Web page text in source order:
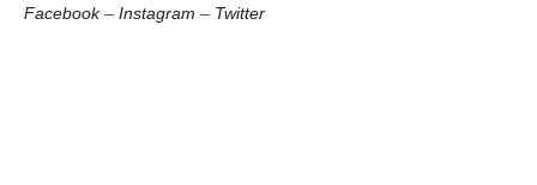
Facebook– Instagram – Twitter